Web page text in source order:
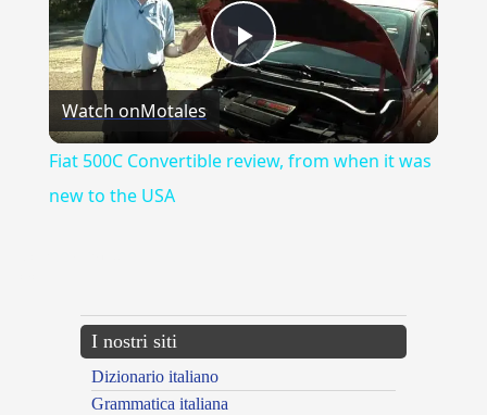
Play
Video
Watch onMotales
Fiat 500C Convertible review, from when it was
new to the USA
I nostri siti
Dizionario italiano
Grammatica italiana